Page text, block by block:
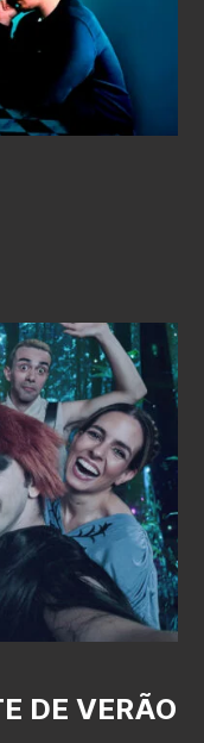
DE VERÃO